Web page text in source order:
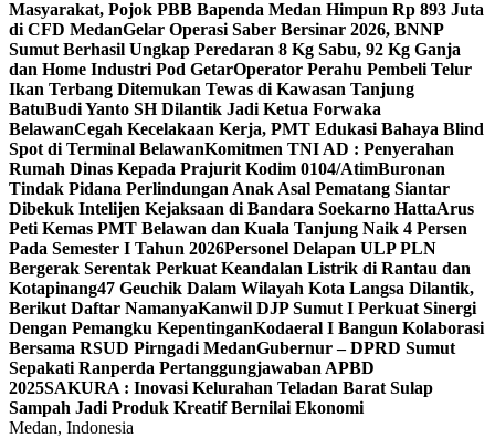
Masyarakat, Pojok PBB Bapenda Medan Himpun Rp 893 Juta
di CFD MedanGelar Operasi Saber Bersinar 2026, BNNP
Sumut Berhasil Ungkap Peredaran 8 Kg Sabu, 92 Kg Ganja
dan Home Industri Pod Getar‎‎Operator Perahu Pembeli Telur
Ikan Terbang Ditemukan Tewas di Kawasan Tanjung
BatuBudi Yanto SH Dilantik Jadi Ketua Forwaka
BelawanCegah Kecelakaan Kerja, PMT Edukasi Bahaya Blind
Spot di Terminal BelawanKomitmen TNI AD : Penyerahan
Rumah Dinas Kepada Prajurit Kodim 0104/AtimBuronan
Tindak Pidana Perlindungan Anak Asal Pematang Siantar
Dibekuk Intelijen Kejaksaan di Bandara Soekarno HattaArus
Peti Kemas PMT Belawan dan Kuala Tanjung Naik 4 Persen
Pada Semester I Tahun 2026Personel Delapan ULP PLN
Bergerak Serentak Perkuat Keandalan Listrik di Rantau dan
Kotapinang47 Geuchik Dalam Wilayah Kota Langsa Dilantik,
Berikut Daftar NamanyaKanwil DJP Sumut I Perkuat Sinergi
Dengan Pemangku KepentinganKodaeral I Bangun Kolaborasi
Bersama RSUD Pirngadi MedanGubernur – DPRD Sumut
Sepakati Ranperda Pertanggungjawaban APBD
2025SAKURA : Inovasi Kelurahan Teladan Barat Sulap
Sampah Jadi Produk Kreatif Bernilai Ekonomi
Medan, Indonesia